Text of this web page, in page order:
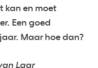
kan en moet
Een goed
Maar hoe dan?
Laar